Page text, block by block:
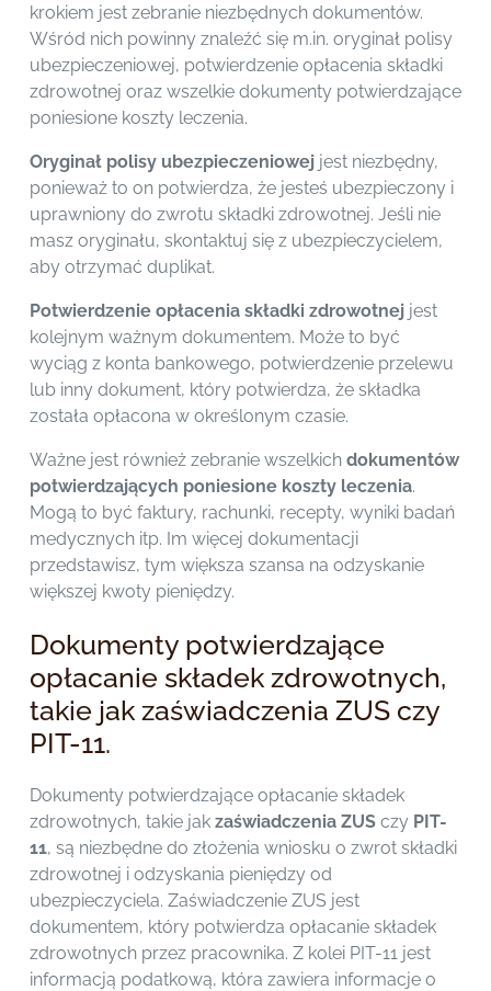
krokiem jest zebranie niezbędnych dokumentów.
Wśród nich powinny znaleźć się m.in. oryginał polisy
ubezpieczeniowej, potwierdzenie opłacenia składki
zdrowotnej oraz wszelkie dokumenty potwierdzające
poniesione koszty leczenia.
Oryginał polisy ubezpieczeniowej jest niezbędny,
ponieważ to on potwierdza, że jesteś ubezpieczony i
uprawniony do zwrotu składki zdrowotnej. Jeśli nie
masz oryginału, skontaktuj się z ubezpieczycielem,
aby otrzymać duplikat.
Potwierdzenie opłacenia składki zdrowotnej jest
kolejnym ważnym dokumentem. Może to być
wyciąg z konta bankowego, potwierdzenie przelewu
lub inny dokument, który potwierdza, że składka
została opłacona w określonym czasie.
Ważne jest również zebranie wszelkich dokumentów
potwierdzających poniesione koszty leczenia.
Mogą to być faktury, rachunki, recepty, wyniki badań
medycznych itp. Im więcej dokumentacji
przedstawisz, tym większa szansa na odzyskanie
większej kwoty pieniędzy.
Dokumenty potwierdzające
opłacanie składek zdrowotnych,
takie jak zaświadczenia ZUS czy
PIT-11.
Dokumenty potwierdzające opłacanie składek
zdrowotnych, takie jak zaświadczenia ZUS czy PIT-
11, są niezbędne do złożenia wniosku o zwrot składki
zdrowotnej i odzyskania pieniędzy od
ubezpieczyciela. Zaświadczenie ZUS jest
dokumentem, który potwierdza opłacanie składek
zdrowotnych przez pracownika. Z kolei PIT-11 jest
informacją podatkową, która zawiera informacje o